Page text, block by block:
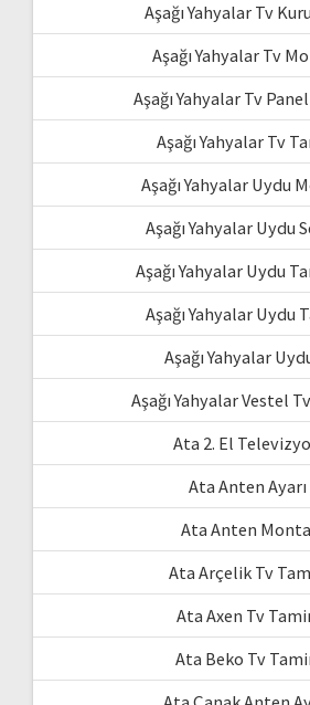
Aşağı Yahyalar Tv
Aşağı Yahyalar Tv
Aşağı Yahyalar Tv
Aşağı Yahyalar Tv
Aşağı Yahyalar Uydu
Aşağı Yahyalar Uydu
Aşağı Yahyalar Uydu
Aşağı Yahyalar Uydu
Aşağı Yahyalar
Aşağı Yahyalar Vestel
Ata 2. El
Ata Anten Ayarı
Ata Anten
Ata Arçelik Tv
Ata Axen Tv
Ata Beko Tv